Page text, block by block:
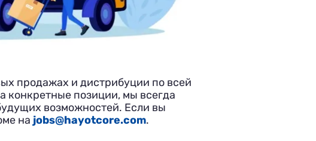
продажах и дистрибуции по всей
конкретные позиции, мы всегда
возможностей. Если вы
на jobs@hayotcore.com.